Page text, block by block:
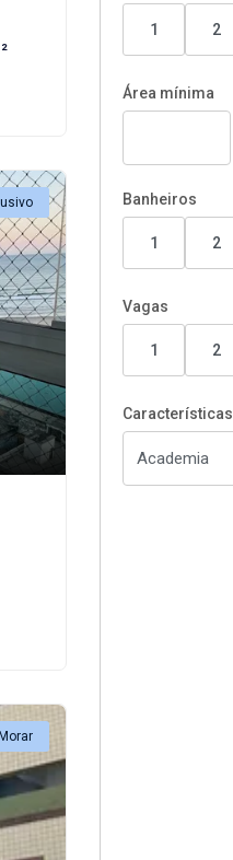
1 2
Área mínima
Banheiros
1 2
Vagas
1 2
Características